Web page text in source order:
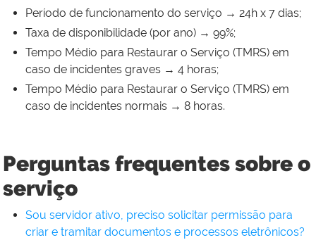
Período de funcionamento do serviço → 24h x 7 dias;
Taxa de disponibilidade (por ano) → 99%;
Tempo Médio para Restaurar o Serviço (TMRS) em
caso de incidentes graves → 4 horas;
Tempo Médio para Restaurar o Serviço (TMRS) em
caso de incidentes normais → 8 horas.
Perguntas frequentes sobre o
serviço
Sou servidor ativo, preciso solicitar permissão para
criar e tramitar documentos e processos eletrônicos?